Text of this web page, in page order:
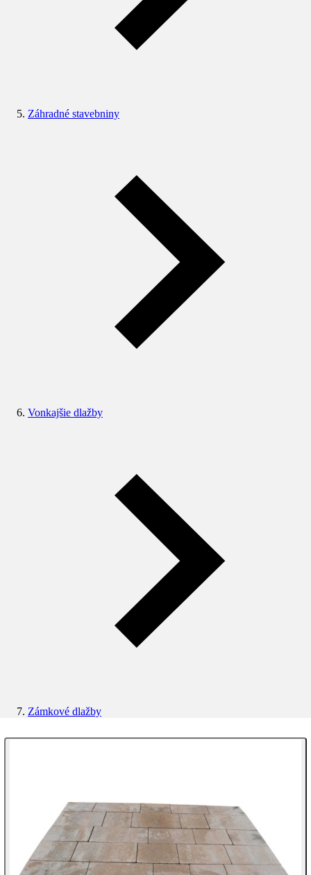
Záhradné stavebniny
Vonkajšie dlažby
Zámkové dlažby